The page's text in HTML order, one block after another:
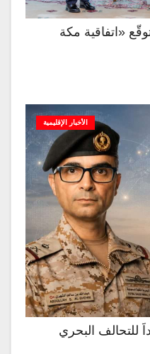
«اتفاقية مكة
الأخبار الإقليمية
للتحالف البحري